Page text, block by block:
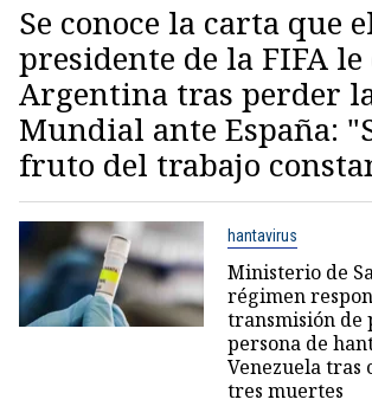
Se conoce la carta que
presidente de la FIFA le
Argentina tras perder
Mundial ante España:
fruto del trabajo
hantavirus
Ministerio de
régimen
transmisión de
persona de
Venezuela tras
tres muertes